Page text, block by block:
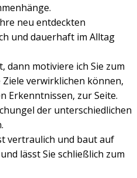
neu entdeckten
und dauerhaft im Alltag
dann motiviere ich Sie zum
verwirklichen können,
Erkenntnissen, zur Seite.
der unterschiedlichen
vertraulich und baut auf
lässt Sie schließlich zum